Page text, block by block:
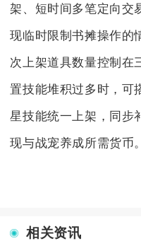
架、短时间多笔定向交
现临时限制书摊操作的
次上架道具数量控制在
置技能堆积过多时，可
星技能统一上架，同步
现与战宠养成所需货币。
相关资讯